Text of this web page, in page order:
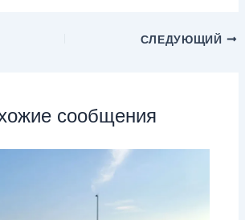
СЛЕДУЮЩИЙ
сообщения